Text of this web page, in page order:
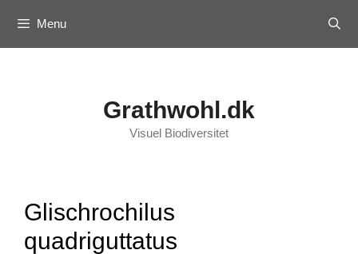
content
Menu
Grathwohl.dk
Visuel Biodiversitet
Glischrochilus
quadriguttatus